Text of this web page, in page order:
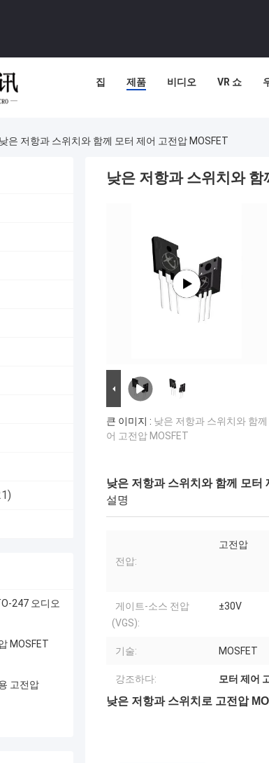
집 제품 비디오 VR 쇼
낮은 저항과 스위치와 함께 모터 제어 고전압 MOSFET
247 오디오
MOSFET
고전압
낮은 저항과 스위치와 함
큰 이미지 : 낮은 저항과 스위치와 함께
어 고전압 MOSFET
낮은 저항과 스위치와 함께 모터
설명
전압:
고전압
게이트-소스 전압
(VGS):
±30V
기술: MOSFET
강조하다: 모터 제어
낮은 저항과 스위치로 고전압